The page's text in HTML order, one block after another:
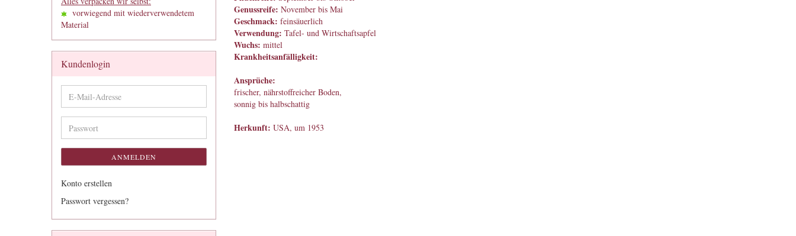
Genussreife: November bis Mai
Geschmack: feinsäuerlich
Verwendung: Tafel- und Wirtschaftsapfel
Wuchs: mittel
Krankheitsanfälligkeit:
Ansprüche:
frischer, nährstoffreicher Boden,
sonnig bis halbschattig
Herkunft: USA, um 1953
vorwiegend mit wiederverwendetem
Material
Kundenlogin
E-
Mail-
Adresse
Passwort
ANMELDEN
Konto erstellen
Passwort vergessen?